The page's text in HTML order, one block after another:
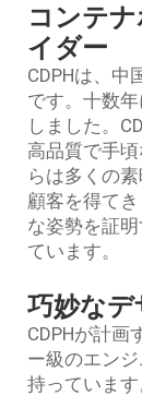
コンテ
イダー
CDPHは、中
です。十数
しました。
高品質で手
らは多くの
顧客を得て
な姿勢を証
ています。
巧妙なデ
CDPHが計画
ー級のエン
持っていま